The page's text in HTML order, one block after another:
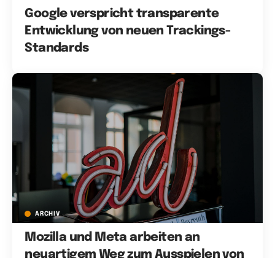
Google verspricht transparente
Entwicklung von neuen Trackings-
Standards
ARCHIV
Mozilla und Meta arbeiten an
neuartigem Weg zum Ausspielen von